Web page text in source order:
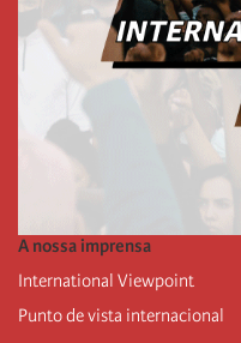
A nossa imprensa
International Viewpoint
Punto de vista internacional